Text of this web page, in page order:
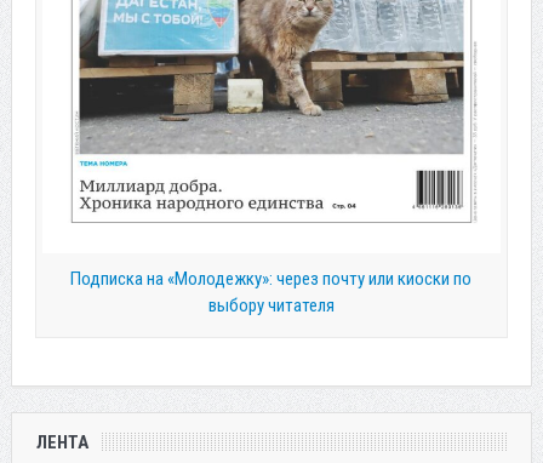
Подписка на «Молодежку»: через почту или киоски по
выбору читателя
ЛЕНТА